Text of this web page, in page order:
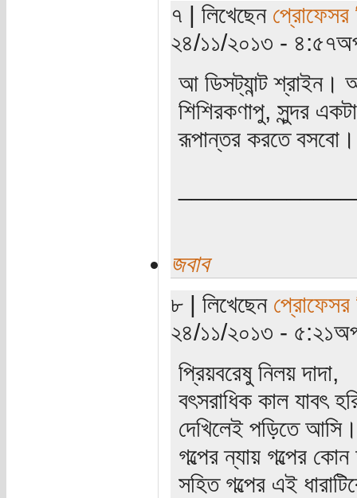
৭ | লিখেছেন প্রোফেসর
২৪/১১/২০১৩ -
আ ডিসট্যান্ট শ্রাইন।
শিশিরকণাপু, সুন্দর
রূপান্তর করতে বসবো।
জবাব
৮ | লিখেছেন প্রোফেসর
২৪/১১/২০১৩ -
প্রিয়বরেষু নিলয় দাদা,
বৎসরাধিক কাল যাবৎ
দেখিলেই পড়িতে
গল্পের ন্যায় গল্পের
সহিত গল্পের এই